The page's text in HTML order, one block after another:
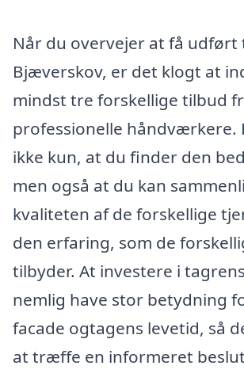
Når du overvejer at få udført
Bjæverskov, er det klogt at
mindst tre forskellige tilbud
professionelle håndværkere.
ikke kun, at du finder den
men også at du kan
kvaliteten af de forskellige
den erfaring, som de
tilbyder. At investere i
nemlig have stor betydning
facade ogtagens levetid, så
at træffe en informeret